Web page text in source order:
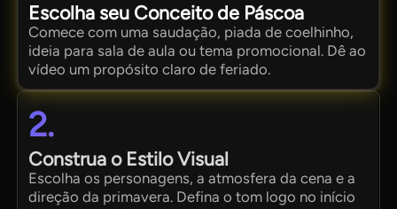
Escolha seu Conceito de Páscoa
Comece com uma saudação, piada de coelhinho,
ideia para sala de aula ou tema promocional. Dê ao
vídeo um propósito claro de feriado.
2.
Construa o Estilo Visual
Escolha os personagens, a atmosfera da cena e a
direção da primavera. Defina o tom logo no início